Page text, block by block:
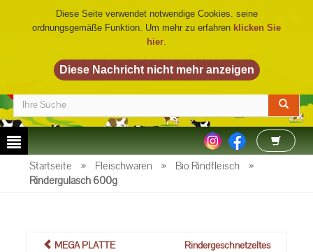
BIO VOM BAUERNHOF©
Startseite » Fleischwaren » Bio Rindfleisch
»
Rindergulasch 600g
MEGA PLATTE
Rindergeschnetzeltes
Diese Seite verwendet notwendige Cookies. seine
ordnungsgemäße Funktion. Um mehr zu erfahren klicken Sie
hier.